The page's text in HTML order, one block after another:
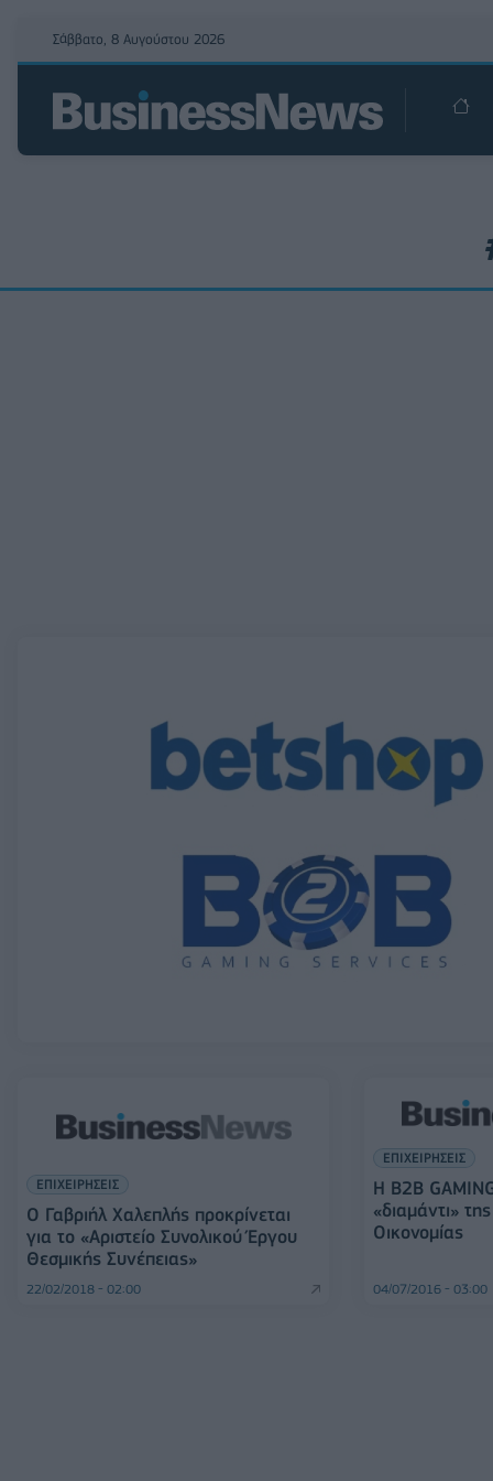
Σάββατο, 8 Αυγούστου 2026
ΕΠΙΧΕΙΡΗΣΕΙΣ
Ο Γαβριήλ Χαλεπλής προκρίνεται
για το «Αριστείο Συνολικού Έργου
Θεσμικής Συνέπειας»
22/02/2018 - 02:00
ΕΠΙΧΕΙΡΗΣΕΙΣ
Η B2B
«διαμάντι»
Οικονομίας
04/07/2016 - 03:00